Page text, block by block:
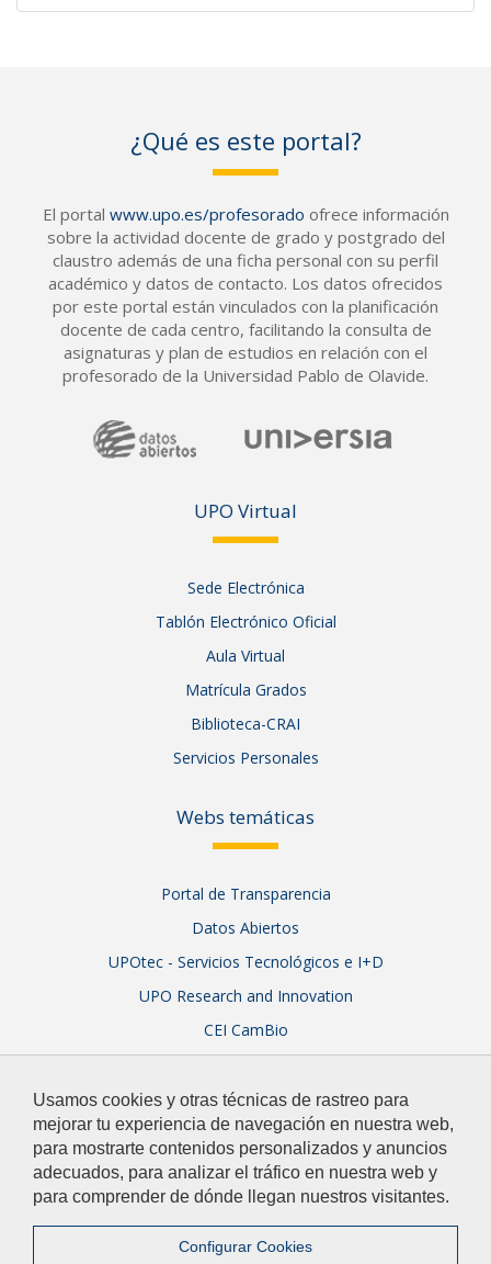
Usamos cookies y otras técnicas de rastreo para
mejorar tu experiencia de navegación en nuestra web,
para mostrarte contenidos personalizados y anuncios
adecuados, para analizar el tráfico en nuestra web y
para comprender de dónde llegan nuestros visitantes.
Configurar Cookies
¿Qué es este portal?
El portal www.upo.es/profesorado ofrece información
sobre la actividad docente de grado y postgrado del
claustro además de una ficha personal con su perfil
académico y datos de contacto. Los datos ofrecidos
por este portal están vinculados con la planificación
docente de cada centro, facilitando la consulta de
asignaturas y plan de estudios en relación con el
profesorado de la Universidad Pablo de Olavide.
UPO Virtual
Sede Electrónica
Tablón Electrónico Oficial
Aula Virtual
Matrícula Grados
Biblioteca-CRAI
Servicios Personales
Webs temáticas
Portal de Transparencia
Datos Abiertos
UPOtec - Servicios Tecnológicos e I+D
UPO Research and Innovation
CEI CamBio
© 2026 Universidad Pablo de Olavide